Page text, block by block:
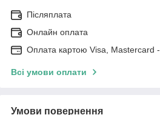
Післяплата
Онлайн оплата
Оплата картою Visa, Mastercard
Всі умови оплати
Умови повернення